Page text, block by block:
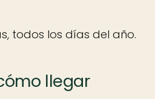
todos los días del año.
llegar